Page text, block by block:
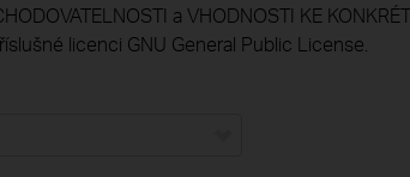
a VHODNOSTI KE
licenci GNU General Public License.